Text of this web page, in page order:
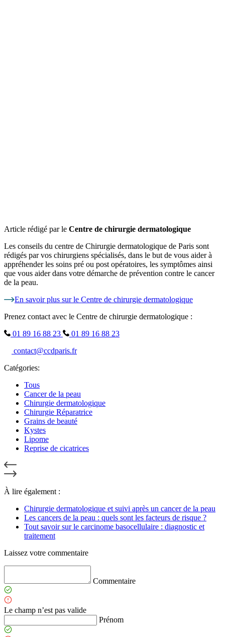
Article rédigé par le Centre de chirurgie dermatologique
Les conseils du centre de Chirurgie dermatologique de Paris sont
rédigés par vos chirurgiens spécialisés, dans le but de vous aider à
appréhender les soins pré ou post opératoires, les symptômes ainsi
que vous aider dans votre démarche de prévention contre le cancer
de la peau.
En savoir plus sur le Centre de chirurgie dermatologique
Prenez contact avec le Centre de chirurgie dermatologique :
01 89 16 88 23
01 89 16 88 23
contact@ccdparis.fr
Catégories:
Tous
Cancer de la peau
Chirurgie dermatologique
Chirurgie Réparatrice
Grains de beauté
Kystes
Lipome
Reprise de cicatrices
À lire également :
Chirurgie dermatologique et suivi après un cancer de la peau
Les cancers de la peau : quels sont les facteurs de risque ?
Tout savoir sur le carcinome basocellulaire : diagnostic et
traitement
Laissez votre commentaire
Commentaire
Le champ n’est pas valide
Prénom